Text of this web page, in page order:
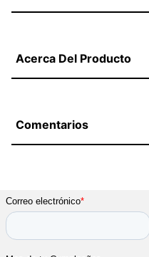
Acerca Del Producto
Comentarios